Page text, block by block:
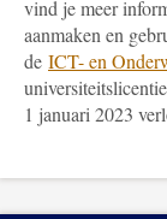
vind je meer
aanmaken en
de ICT- en
1 januari 2023